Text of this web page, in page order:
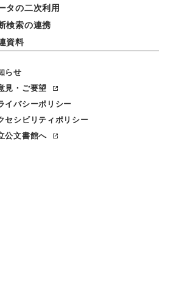
タの二次利用
検索の連携
資料
らせ
見・ご要望
イバシーポリシー
セシビリティポリシー
公文書館へ
九号